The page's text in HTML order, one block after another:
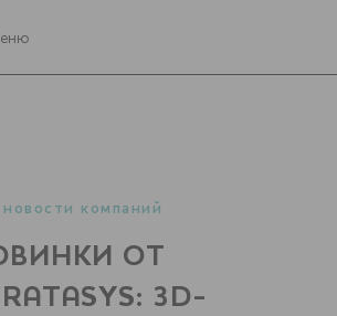
новости компаний
ОТ
3D-